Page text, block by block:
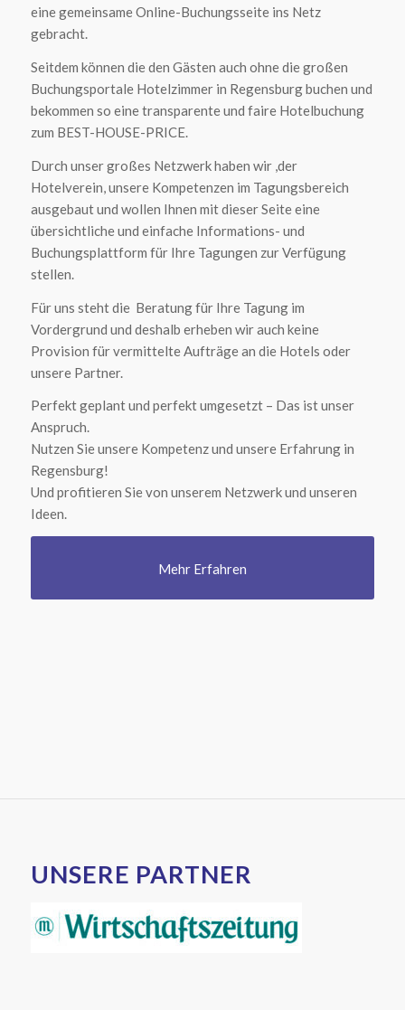
eine gemeinsame Online-Buchungsseite ins Netz
gebracht.
Seitdem können die den Gästen auch ohne die großen
Buchungsportale Hotelzimmer in Regensburg buchen und
bekommen so eine transparente und faire Hotelbuchung
zum BEST-HOUSE-PRICE.
Durch unser großes Netzwerk haben wir ,der
Hotelverein, unsere Kompetenzen im Tagungsbereich
ausgebaut und wollen Ihnen mit dieser Seite eine
übersichtliche und einfache Informations- und
Buchungsplattform für Ihre Tagungen zur Verfügung
stellen.
Für uns steht die Beratung für Ihre Tagung im
Vordergrund und deshalb erheben wir auch keine
Provision für vermittelte Aufträge an die Hotels oder
unsere Partner.
Perfekt geplant und perfekt umgesetzt – Das ist unser
Anspruch.
Nutzen Sie unsere Kompetenz und unsere Erfahrung in
Regensburg!
Und profitieren Sie von unserem Netzwerk und unseren
Ideen.
Mehr Erfahren
UNSERE PARTNER